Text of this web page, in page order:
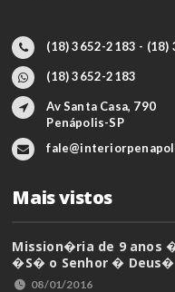
(18) 3652-2183 - (18)
(18) 3652-2183
Av Santa Casa, 790
Penápolis-SP
Mais vistos
Mission�ria de 9 anos
�S� o Senhor � Deus�
08/01/2016